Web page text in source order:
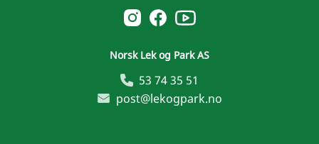
Norsk Leg & Park instagram
Norsk Leg & Park facebook
Norsk Leg & Park youtube
Norsk Lek og Park AS
53 74 35 51
post@lekogpark.no